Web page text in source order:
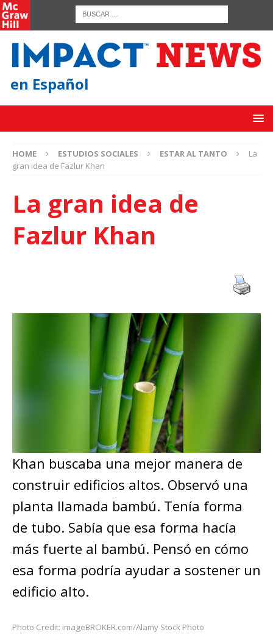
en Español
HOME ESTUDIOS SOCIALES ESTAR AL TANTO
La
gran idea de Fazlur Khan
La gran idea de
Fazlur Khan
Khan buscaba una mejor manera de
construir edificios altos. Observó una
planta llamada bambú. Tenía forma
de tubo. Sabía que esa forma hacía
más fuerte al bambú. Pensó en cómo
esa forma podría ayudar a sostener un
edificio alto.
Photo Credit: imageBROKER.com/Alamy Stock Photo